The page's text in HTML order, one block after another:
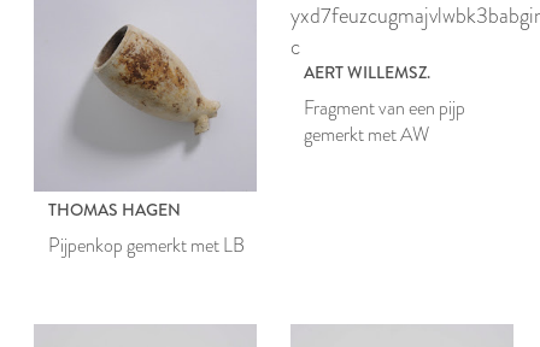
THOMAS HAGEN
Pijpenkop gemerkt met LB
AERT WILLEMSZ.
Fragment van een pijp
gemerkt met AW